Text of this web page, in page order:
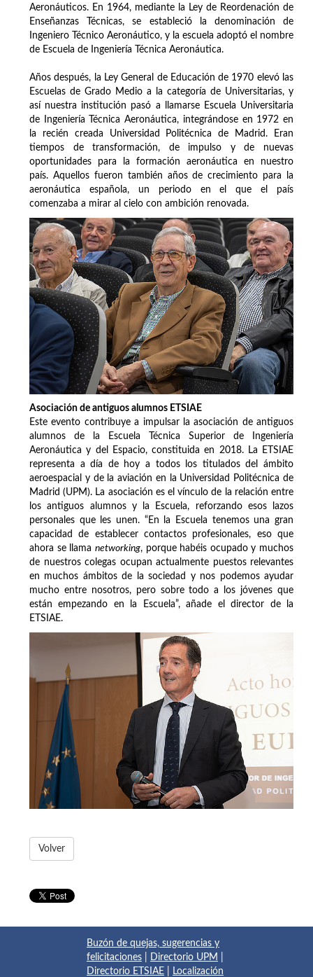
Aeronáuticos. En 1964, mediante la Ley de Reordenación de
Enseñanzas Técnicas, se estableció la denominación de
Ingeniero Técnico Aeronáutico, y la escuela adoptó el nombre
de Escuela de Ingeniería Técnica Aeronáutica.
Años después, la Ley General de Educación de 1970 elevó las
Escuelas de Grado Medio a la categoría de Universitarias, y
así nuestra institución pasó a llamarse Escuela Universitaria
de Ingeniería Técnica Aeronáutica, integrándose en 1972 en
la recién creada Universidad Politécnica de Madrid. Eran
tiempos de transformación, de impulso y de nuevas
oportunidades para la formación aeronáutica en nuestro
país. Aquellos fueron también años de crecimiento para la
aeronáutica española, un periodo en el que el país
comenzaba a mirar al cielo con ambición renovada.
Asociación de antiguos alumnos ETSIAE
Este evento contribuye a impulsar la asociación de antiguos
alumnos de la Escuela Técnica Superior de Ingeniería
Aeronáutica y del Espacio, constituida en 2018. La ETSIAE
representa a día de hoy a todos los titulados del ámbito
aeroespacial y de la aviación en la Universidad Politécnica de
Madrid (UPM). La asociación es el vínculo de la relación entre
los antiguos alumnos y la Escuela, reforzando esos lazos
personales que les unen. “En la Escuela tenemos una gran
capacidad de establecer contactos profesionales, eso que
ahora se llama networking, porque habéis ocupado y muchos
de nuestros colegas ocupan actualmente puestos relevantes
en muchos ámbitos de la sociedad y nos podemos ayudar
mucho entre nosotros, pero sobre todo a los jóvenes que
están empezando en la Escuela”, añade el director de la
ETSIAE.
Volver
Buzón de quejas, sugerencias y
felicitaciones
Directorio UPM
Directorio ETSIAE
Localización